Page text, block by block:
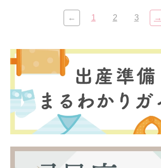
← 1 2 3 →